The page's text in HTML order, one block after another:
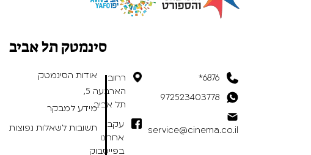
6876*
972523403778
service@cinema.co.il
רחוב
הארבעה 5,
תל אביב
עקבו
אחרינו
בפייסבוק
סינמטק תל אביב
אודות הסינמטק
מידע למבקר
תשובות לשאלות נפוצות